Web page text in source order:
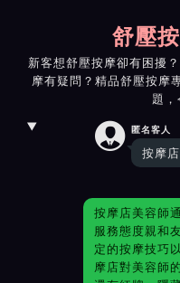
舒壓
新客想舒壓按摩卻有困擾
摩有疑問？精品舒壓按摩
題
 匿名客人
按摩
按摩店美容師
服務態度親和
定的按摩技巧
摩店對美容師